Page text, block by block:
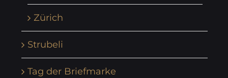
Zürich
Strubeli
Tag der Briefmarke